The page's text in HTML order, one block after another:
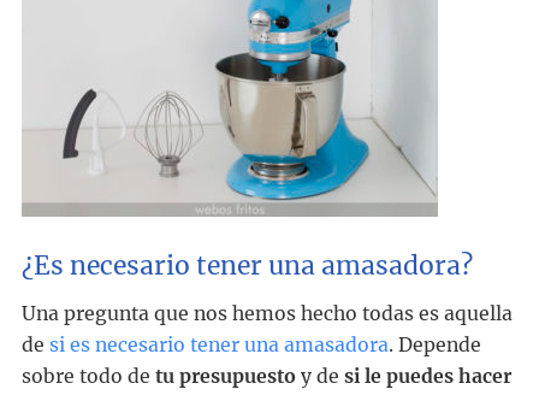
¿Es necesario tener una amasadora?
Una pregunta que nos hemos hecho todas es aquella
de si es necesario tener una amasadora. Depende
sobre todo de tu presupuestoy de si le puedes hacer